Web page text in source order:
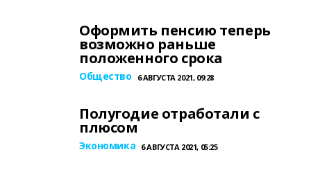
Оформить пенсию теперь
возможно раньше
положенного срока
Общество 6 АВГУСТА 2021, 09:28
Полугодие отработали с
плюсом
Экономика 6 АВГУСТА 2021, 05:25